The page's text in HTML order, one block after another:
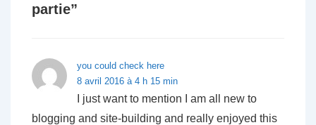
partie”
you could check here
8 avril 2016 à 4 h 15 min
I just want to mention I am all new to
blogging and site-building and really enjoyed this